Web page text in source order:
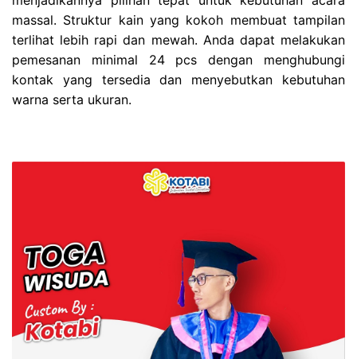
massal. Struktur kain yang kokoh membuat tampilan
terlihat lebih rapi dan mewah. Anda dapat melakukan
pemesanan minimal 24 pcs dengan menghubungi
kontak yang tersedia dan menyebutkan kebutuhan
warna serta ukuran.